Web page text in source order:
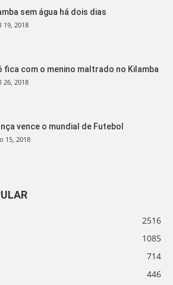
sem água há dois dias
19, 2018
fica com o menino maltrado no Kilamba
26, 2018
vence o mundial de Futebol
15, 2018
2516
1085
714
446